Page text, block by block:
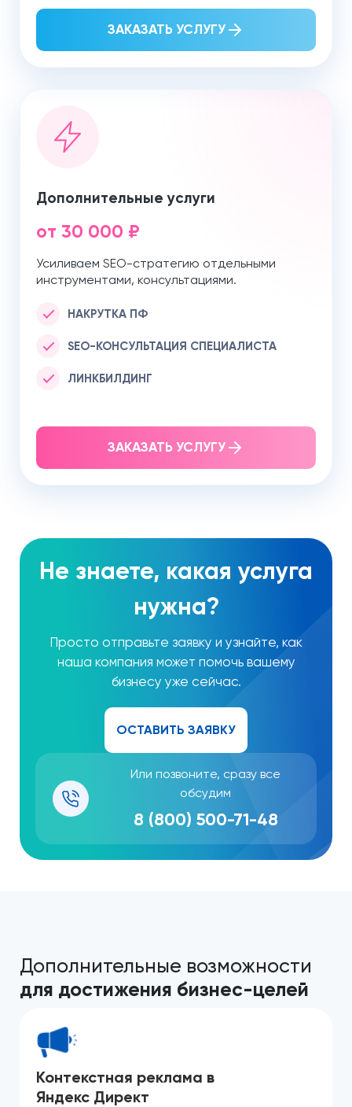
ЗАКАЗАТЬ УСЛУГУ
Дополнительные услуги
от 30 000 ₽
Усиливаем SEO-стратегию отдельными
инструментами, консультациями.
НАКРУТКА ПФ
SEO-КОНСУЛЬТАЦИЯ СПЕЦИАЛИСТА
ЛИНКБИЛДИНГ
ЗАКАЗАТЬ УСЛУГУ
Не знаете, какая услуга
нужна?
Просто отправьте заявку и узнайте, как
наша компания может помочь вашему
бизнесу уже сейчас.
ОСТАВИТЬ ЗАЯВКУ
Или позвоните, сразу все
обсудим
8 (800) 500-71-48
Дополнительные возможности
для достижения бизнес-целей
Контекстная реклама в
Яндекс Директ